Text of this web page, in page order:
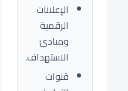
الإعلانات
الرقمية
ومبادئ
الاستهداف.
قنوات